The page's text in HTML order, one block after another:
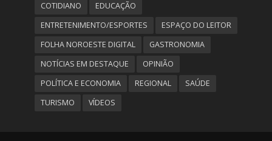
COTIDIANO
EDUCAÇÃO
ENTRETENIMENTO/ESPORTES
ESPAÇO DO LEITOR
FOLHA NOROESTE DIGITAL
GASTRONOMIA
NOTÍCIAS EM DESTAQUE
OPINIÃO
POLÍTICA E ECONOMIA
REGIONAL
SAÚDE
TURISMO
VÍDEOS